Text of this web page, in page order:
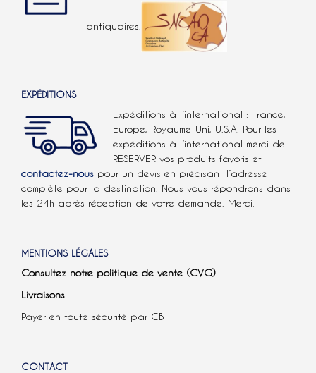
antiquaires.
EXPÉDITIONS
Expéditions à l’international : France,
Europe, Royaume-Uni, U.S.A. Pour les
expéditions à l’international merci de
RÉSERVER vos produits favoris et
contactez-nous pour un devis en précisant l’adresse
complète pour la destination. Nous vous répondrons dans
les 24h après réception de votre demande. Merci.
MENTIONS LÉGALES
Consultez notre politique de vente (CVG)
Livraisons
Payer en toute sécurité par CB
CONTACT